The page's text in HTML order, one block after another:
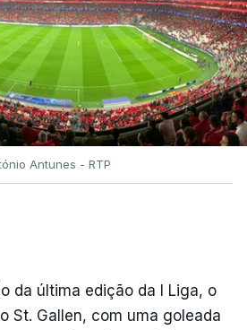
Antunes - RTP
da última edição da I Liga, o
St. Gallen, com uma goleada